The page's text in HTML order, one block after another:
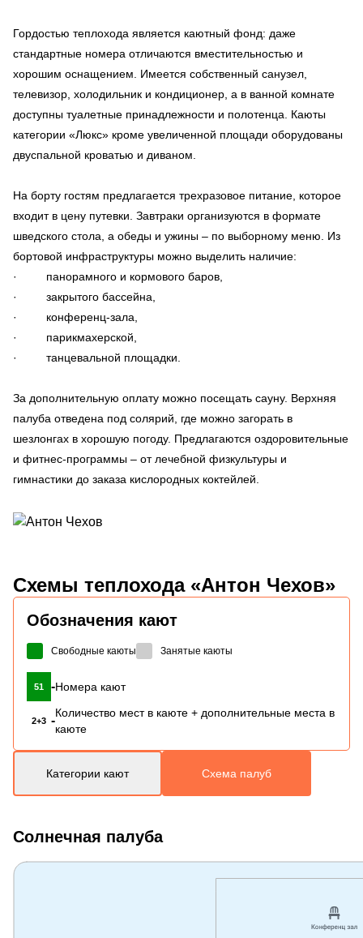
Гордостью теплохода является каютный фонд: даже
стандартные номера отличаются вместительностью и
хорошим оснащением. Имеется собственный санузел,
телевизор, холодильник и кондиционер, а в ванной комнате
доступны туалетные принадлежности и полотенца. Каюты
категории «Люкс» кроме увеличенной площади оборудованы
двуспальной кроватью и диваном.
На борту гостям предлагается трехразовое питание, которое
входит в цену путевки. Завтраки организуются в формате
шведского стола, а обеды и ужины – по выборному меню. Из
бортовой инфраструктуры можно выделить наличие:
· панорамного и кормового баров,
· закрытого бассейна,
· конференц-зала,
· парикмахерской,
· танцевальной площадки.
За дополнительную оплату можно посещать сауну. Верхняя
палуба отведена под солярий, где можно загорать в
шезлонгах в хорошую погоду. Предлагаются оздоровительные
и фитнес-программы – от лечебной физкультуры и
гимнастики до заказа кислородных коктейлей.
Схемы теплохода «Антон Чехов»
Обозначения кают
Свободные каюты Занятые каюты
51 -Номера кают
2+3 -
Количество мест в каюте + дополнительные места в
каюте
Категории кают Схема палуб
Солнечная палуба